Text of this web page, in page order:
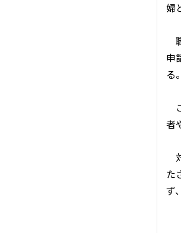
婦
申
る。
者
た
ず